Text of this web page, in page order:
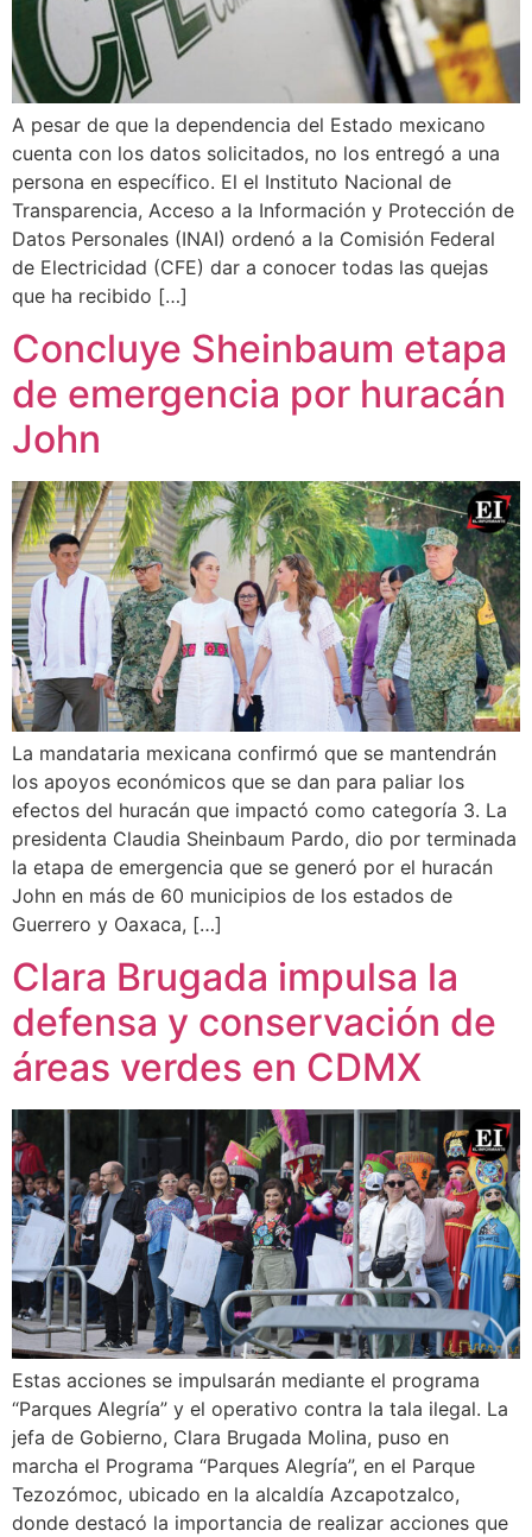
A pesar de que la dependencia del Estado mexicano
cuenta con los datos solicitados, no los entregó a una
persona en específico. El el Instituto Nacional de
Transparencia, Acceso a la Información y Protección de
Datos Personales (INAI) ordenó a la Comisión Federal
de Electricidad (CFE) dar a conocer todas las quejas
que ha recibido […]
Concluye Sheinbaum etapa
de emergencia por huracán
John
La mandataria mexicana confirmó que se mantendrán
los apoyos económicos que se dan para paliar los
efectos del huracán que impactó como categoría 3. La
presidenta Claudia Sheinbaum Pardo, dio por terminada
la etapa de emergencia que se generó por el huracán
John en más de 60 municipios de los estados de
Guerrero y Oaxaca, […]
Clara Brugada impulsa la
defensa y conservación de
áreas verdes en CDMX
Estas acciones se impulsarán mediante el programa
“Parques Alegría” y el operativo contra la tala ilegal. La
jefa de Gobierno, Clara Brugada Molina, puso en
marcha el Programa “Parques Alegría”, en el Parque
Tezozómoc, ubicado en la alcaldía Azcapotzalco,
donde destacó la importancia de realizar acciones que